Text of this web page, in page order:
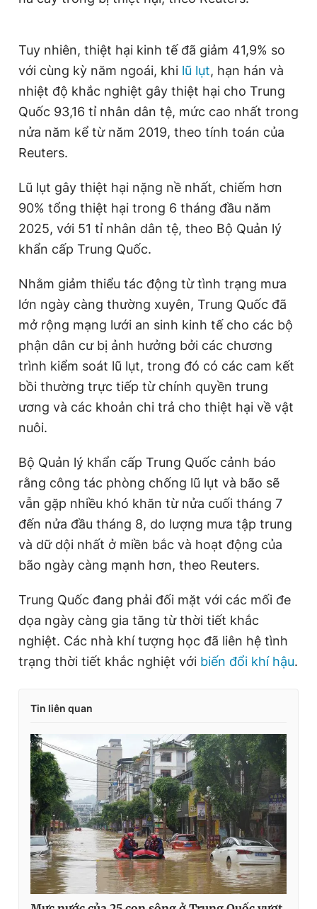
bản. Phát triển bởi ePi Technologies, JSC.
Tuy nhiên, thiệt hại kinh tế đã giảm 41,9% so
với cùng kỳ năm ngoái, khi lũ lụt, hạn hán và
nhiệt độ khắc nghiệt gây thiệt hại cho Trung
Quốc 93,16 tỉ nhân dân tệ, mức cao nhất trong
nửa năm kể từ năm 2019, theo tính toán của
Reuters.
Lũ lụt gây thiệt hại nặng nề nhất, chiếm hơn
90% tổng thiệt hại trong 6 tháng đầu năm
2025, với 51 tỉ nhân dân tệ, theo Bộ Quản lý
khẩn cấp Trung Quốc.
Nhằm giảm thiểu tác động từ tình trạng mưa
lớn ngày càng thường xuyên, Trung Quốc đã
mở rộng mạng lưới an sinh kinh tế cho các bộ
phận dân cư bị ảnh hưởng bởi các chương
trình kiểm soát lũ lụt, trong đó có các cam kết
bồi thường trực tiếp từ chính quyền trung
ương và các khoản chi trả cho thiệt hại về vật
nuôi.
Bộ Quản lý khẩn cấp Trung Quốc cảnh báo
rằng công tác phòng chống lũ lụt và bão sẽ
vẫn gặp nhiều khó khăn từ nửa cuối tháng 7
đến nửa đầu tháng 8, do lượng mưa tập trung
và dữ dội nhất ở miền bắc và hoạt động của
bão ngày càng mạnh hơn, theo Reuters.
Trung Quốc đang phải đối mặt với các mối đe
dọa ngày càng gia tăng từ thời tiết khắc
nghiệt. Các nhà khí tượng học đã liên hệ tình
trạng thời tiết khắc nghiệt với biến đổi khí hậu.
Tin liên quan